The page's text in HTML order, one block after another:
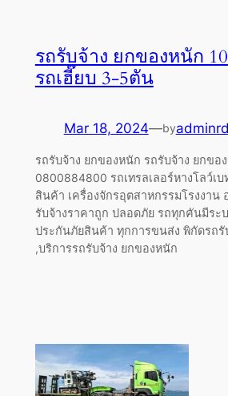
รถรับจ้าง ยกของหนัก
รถเฮี๊ยบ 3-5ตัน
Mar 18, 2024—byadminrd
รถรับจ้าง ยกของหนัก รถรับจ้าง ยกขอ
0800884800 รถเทรลเลอร์หางโลว์เ
สินค้า เครื่องจักรอุตสาหกรรมโรงงา
รับจ้างราคาถูก ปลอดภัย รถทุกคันมีระ
ประกันภัยสินค้า ทุกการขนส่ง พิกัดรถรั
,บริการรถรับจ้าง ยกของหนัก